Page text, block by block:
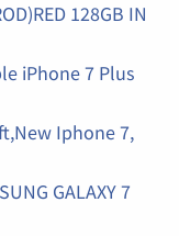
128GB IN
iPhone 7 Plus
Iphone 7,
GALAXY 7